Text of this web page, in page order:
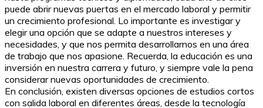
puede abrir nuevas puertas en el mercado laboral y permitir
un crecimiento profesional. Lo importante es investigar y
elegir una opción que se adapte a nuestros intereses y
necesidades, y que nos permita desarrollarnos en una área
de trabajo que nos apasione. Recuerda, la educación es una
inversión en nuestra carrera y futuro, y siempre vale la pena
considerar nuevas oportunidades de crecimiento.
En conclusión, existen diversas opciones de estudios cortos
con salida laboral en diferentes áreas, desde la tecnología